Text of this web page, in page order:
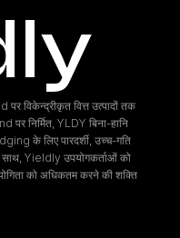
विकेन्द्रीकृत वित्त उत्पादों तक
निर्मित, YLDY बिना-हानि
के लिए पारदर्शी, उच्च-गति
Yieldly उपयोगकर्ताओं को
को अधिकतम करने की शक्ति